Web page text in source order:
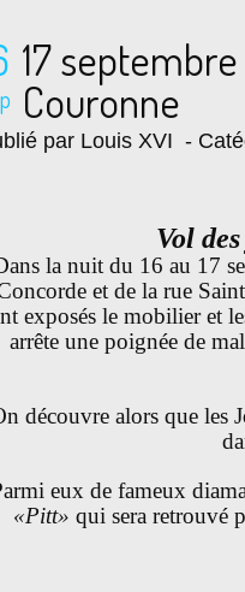
17
Couronne
par Louis XVI -
Vol
la nuit du 16 au 17
et de la rue
exposés le mobilier et
arrête une poignée de
découvre alors que les
eux de fameux
«Pitt» qui sera retrouvé